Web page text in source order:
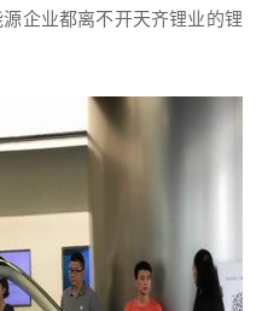
企业都离不开天齐锂业的锂